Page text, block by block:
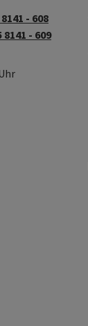
- 608
8141 - 609